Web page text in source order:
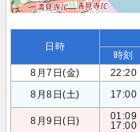
日時
時刻
8月7日(金)
22:20
8月8日(土)
17:00
8月9日(日)
01:09
17:00